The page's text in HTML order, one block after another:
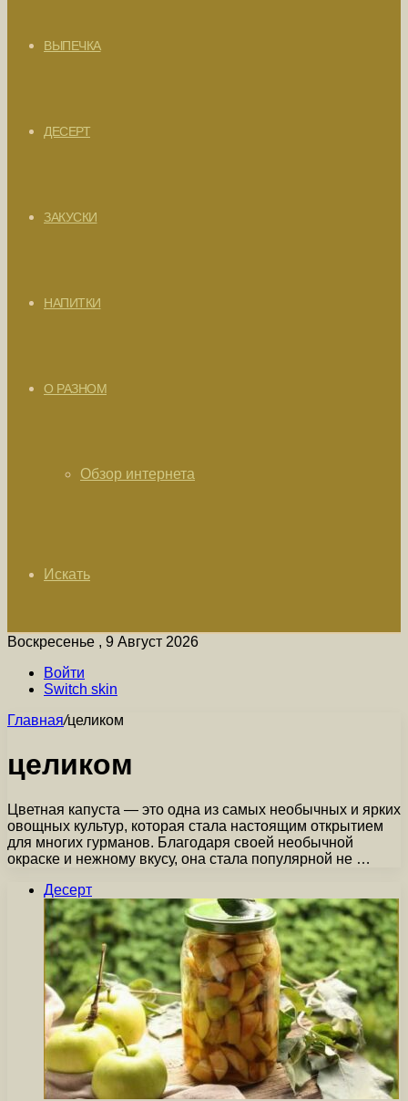
ВЫПЕЧКА
ДЕСЕРТ
ЗАКУСКИ
НАПИТКИ
О РАЗНОМ
Обзор интернета
Искать
Воскресенье , 9 Август 2026
Войти
Switch skin
Главная/целиком
целиком
Цветная капуста — это одна из самых необычных и ярких
овощных культур, которая стала настоящим открытием
для многих гурманов. Благодаря своей необычной
окраске и нежному вкусу, она стала популярной не …
Десерт